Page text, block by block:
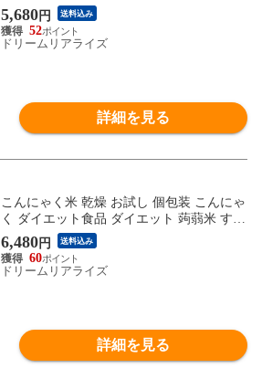
蒻米米 蒟蒻 糖質制限 糖質オフ 無農薬 こ
んにゃくライス こんにゃくごはん ロカボ
ダイエットフード すらっとこまち 24日間
5,680円 送料込み
52
ドリームリアライズ
詳細を見る
こんにゃく米 乾燥 お試し 個包装 こんにゃ
く ダイエット食品 ダイエット 蒟蒻米 すら
っとこまち 1ヶ月トライアルセット 60gx30
袋 米 蒟蒻 糖質制限 糖質オフ 無農薬 こん
にゃくライス こんにゃくごはん ロカボ ダ
6,480円 送料込み
60
ドリームリアライズ
詳細を見る